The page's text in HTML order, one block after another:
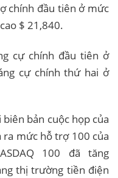
chính đầu tiên ở mức
$ 21,840.
cự chính đầu tiên ở
cự chính thứ hai ở
bản cuộc họp của
ra mức hỗ trợ 100 của
100 đã tăng
thị trường tiền điện